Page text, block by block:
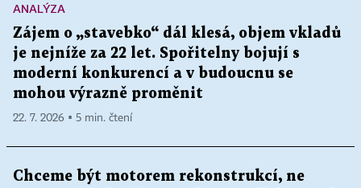
ANALÝZA
Zájem o „stavebko“ dál klesá, objem vkladů
je nejníže za 22 let. Spořitelny bojují s
moderní konkurencí a v budoucnu se
mohou výrazně proměnit
22. 7. 2026 ▪ 5 min. čtení
Chceme být motorem rekonstrukcí, ne